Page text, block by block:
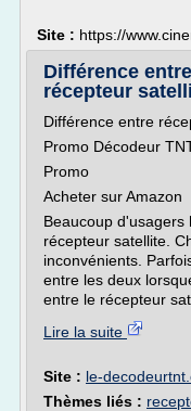
Site : https://
Différence
récepteur
Différence entre
Promo Décodeur
Promo
Acheter sur Amazon
Beaucoup
récepteur satellite.
inconvénients.
entre les deux
entre le récepteur
Lire la suite
Site : le-
Thèmes liés :